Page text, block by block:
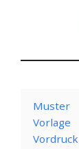
Muster
Vorlage
Vordruck